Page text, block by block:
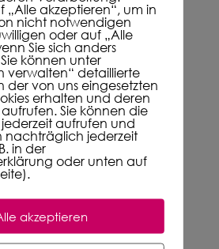
Ein kleiner Diamant, ein
dem Netz: Mikroplastik. Ich
darunter vorstellen – nur
spontan denkt. Plastik, ganz
hat mir mit einem Poetry
Mikroplastik die Augen
Schulstunde in Biologie und
total verständlich und mit
Und an morgen
„Alle akzeptieren“, um in
nicht notwendigen
oder auf „Alle
Sie sich anders
können unter
verwalten“ detaillierte
der von uns eingesetzten
erhalten und deren
Sie können die
aufrufen und
nachträglich jederzeit
in der
oder unten auf
akzeptieren